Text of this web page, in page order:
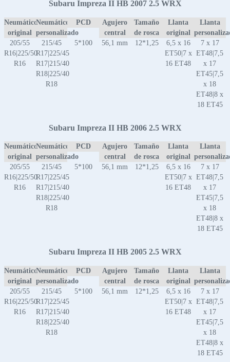
Subaru Impreza II HB 2007 2.5 WRX
Neumático
original
Neumático
personalizado
PCD
Agujero
central
Tamaño
de rosca
Llanta
original
Llanta
205/55
R16|225/50
R16
215/45
R17|225/45
R17|215/40
R18|225/40
R18
5*100 56,1 mm 12*1,25
6,5 x 16
ET50|7 x
16 ET48
7 x 17
ET48|7,5
x 17
ET45|7,5
x 18
ET48|8 x
18 ET45
Subaru Impreza II HB 2006 2.5 WRX
Neumático
original
Neumático
personalizado
PCD
Agujero
central
Tamaño
de rosca
Llanta
original
Llanta
205/55
R16|225/50
R16
215/45
R17|225/45
R17|215/40
R18|225/40
R18
5*100 56,1 mm 12*1,25
6,5 x 16
ET50|7 x
16 ET48
7 x 17
ET48|7,5
x 17
ET45|7,5
x 18
ET48|8 x
18 ET45
Subaru Impreza II HB 2005 2.5 WRX
Neumático
original
Neumático
personalizado
PCD
Agujero
central
Tamaño
de rosca
Llanta
original
Llanta
205/55
R16|225/50
R16
215/45
R17|225/45
R17|215/40
R18|225/40
R18
5*100 56,1 mm 12*1,25
6,5 x 16
ET50|7 x
16 ET48
7 x 17
ET48|7,5
x 17
ET45|7,5
x 18
ET48|8 x
18 ET45